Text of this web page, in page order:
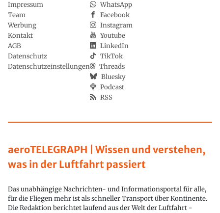
aeroTELEGRAPH | Wissen und verstehen,
was in der Luftfahrt passiert
Das unabhängige Nachrichten- und Informationsportal für alle,
für die Fliegen mehr ist als schneller Transport über Kontinente.
Die Redaktion berichtet laufend aus der Welt der Luftfahrt -
Impressum
Team
Werbung
Kontakt
AGB
Datenschutz
Datenschutzeinstellungen
WhatsApp
Facebook
Instagram
Youtube
LinkedIn
TikTok
Threads
Bluesky
Podcast
RSS